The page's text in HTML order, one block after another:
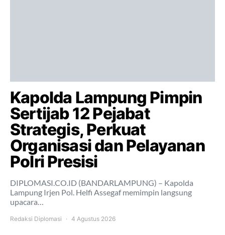
Kapolda Lampung Pimpin
Sertijab 12 Pejabat
Strategis, Perkuat
Organisasi dan Pelayanan
Polri Presisi
DIPLOMASI.CO.ID (BANDARLAMPUNG) – Kapolda
Lampung Irjen Pol. Helfi Assegaf memimpin langsung
upacara…
Redaksi Diplomasi 4 Agustus 2026